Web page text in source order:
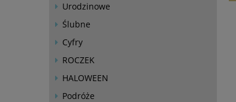
Urodzinowe
Ślubne
Cyfry
ROCZEK
HALOWEEN
Podróże